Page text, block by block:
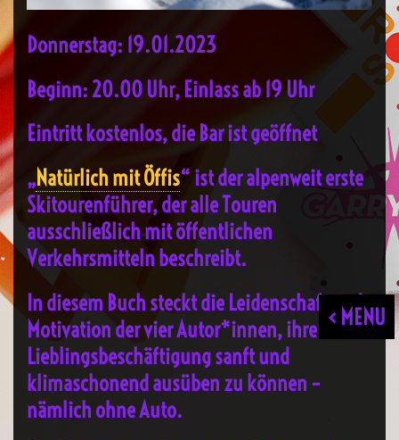
< MENU
Donnerstag: 19.01.2023
Beginn: 20.00 Uhr, Einlass ab 19 Uhr
Eintritt kostenlos, die Bar ist geöffnet
„Natürlich mit Öffis“ ist der alpenweit erste
Skitourenführer, der alle Touren
ausschließlich mit öffentlichen
Verkehrsmitteln beschreibt.
In diesem Buch steckt die Leidenschaft und
Motivation der vier Autor*innen, ihre
Lieblingsbeschäftigung sanft und
klimaschonend ausüben zu können –
nämlich ohne Auto.